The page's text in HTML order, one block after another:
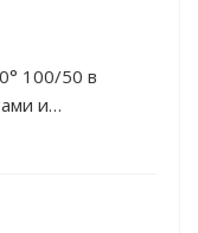
100/50 в
и